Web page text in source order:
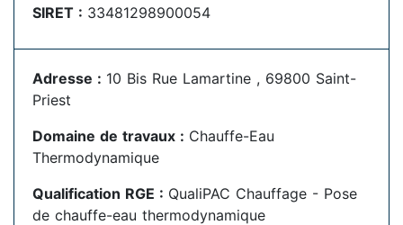
SIRET : 33481298900054
Adresse : 10 Bis Rue Lamartine , 69800 Saint-
Priest
Domaine de travaux : Chauffe-Eau
Thermodynamique
Qualification RGE : QualiPAC Chauffage - Pose
de chauffe-eau thermodynamique